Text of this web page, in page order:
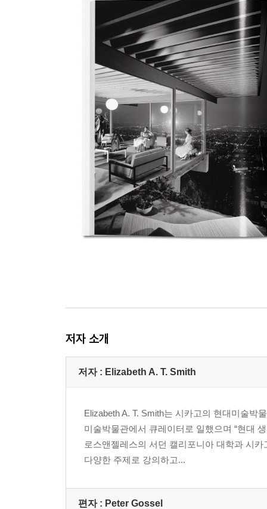
저자 소개
저자 : Elizabeth A. T. Smith
Elizabeth A. T. Smith는 시카고의 현대미술박
미술박물관에서 큐레이터로 일했으며 “현대
로스앤젤레스의 서던 캘리포니아 대학과 시
다양한 주제로 강의하고...
편자 : Peter Gossel